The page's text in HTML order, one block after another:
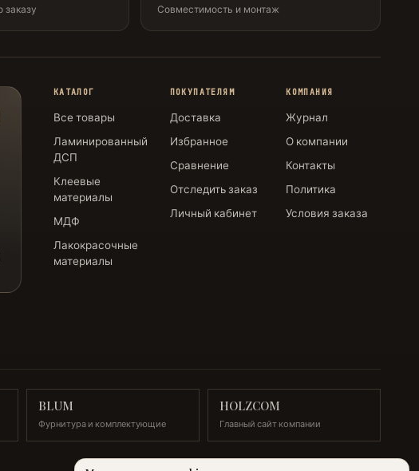
заказу Совместимость и монтаж
КАТАЛОГ
Все товары
Ламинированный
ДСП
Клеевые
материалы
МДФ
Лакокрасочные
материалы
ПОКУПАТЕЛЯМ
Доставка
Избранное
Сравнение
Отследить заказ
Личный кабинет
КОМПАНИЯ
Журнал
О компании
Контакты
Политика
Условия заказа
BLUM
Фурнитура и комплектующие
HOLZCOM
Главный сайт компании